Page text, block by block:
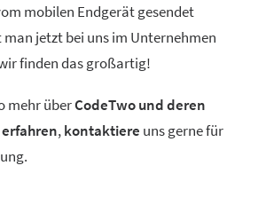
mobilen Endgerät gesendet
man jetzt bei uns im Unternehmen
finden das großartig!
mehr überCodeTwo und deren
,kontaktiere uns gerne für